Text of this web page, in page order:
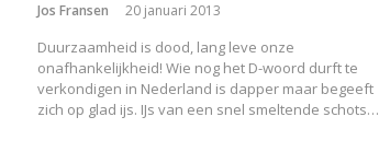
Jos Fransen 20 januari 2013
Duurzaamheid is dood, lang leve onze
onafhankelijkheid! Wie nog het D-woord durft te
verkondigen in Nederland is dapper maar begeeft
zich op glad ijs. IJs van een snel smeltende schots…